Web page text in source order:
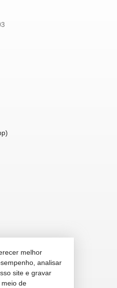
melhor
analisar
site e gravar
de